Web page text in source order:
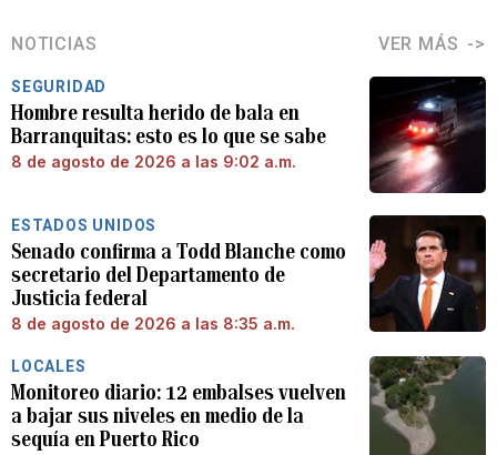
NOTICIAS VER MÁS
SEGURIDAD
Hombre resulta herido de bala en
Barranquitas: esto es lo que se sabe
8 de agosto de 2026 a las 9:02 a.m.
ESTADOS UNIDOS
Senado confirma a Todd Blanche como
secretario del Departamento de
Justicia federal
8 de agosto de 2026 a las 8:35 a.m.
LOCALES
Monitoreo diario: 12 embalses vuelven
a bajar sus niveles en medio de la
sequía en Puerto Rico